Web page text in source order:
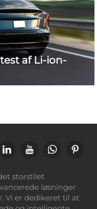
af Li-ion-
fremstilling –
storstilet
løsninger
Vi er dedikeret til at